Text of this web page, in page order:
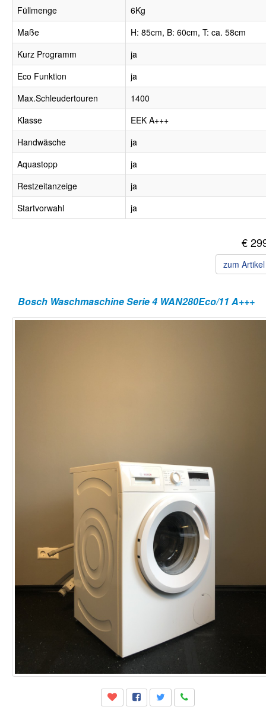
Füllmenge
6Kg
Maße
H: 85cm, B: 60cm, T: ca. 58cm
Kurz Programm
ja
Eco Funktion
ja
Max.Schleudertouren
1400
Klasse
EEK A+++
Handwäsche
ja
Aquastopp
ja
Restzeitanzeige
ja
Startvorwahl
ja
€
zum
Bosch Waschmaschine Serie 4 WAN280Eco/11 A+++